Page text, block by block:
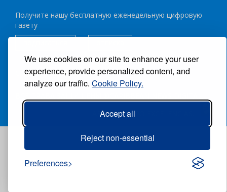
We use cookies on our site to enhance your user
experience, provide personalized content, and
analyze our traffic. Cookie Policy.
Accept all
Reject non-essential
Preferences
Получите нашу бесплатную еженедельную цифровую
газету
Следуйте за нами:
АВТОР:GRUPO EXCELENCIAS.